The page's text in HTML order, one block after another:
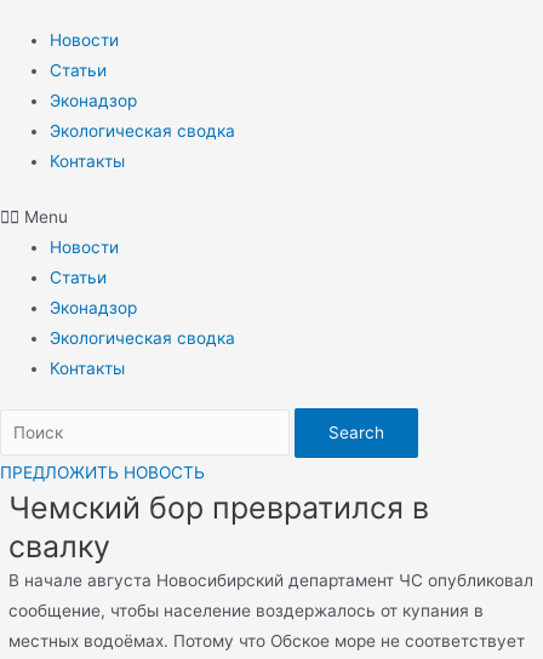
Новости
Статьи
Эконадзор
Экологическая сводка
Контакты
Menu
Новости
Статьи
Эконадзор
Экологическая сводка
Контакты
Search
ПРЕДЛОЖИТЬ НОВОСТЬ
Чемский бор превратился в
свалку
В начале августа Новосибирский департамент ЧС опубликовал
сообщение, чтобы население воздержалось от купания в
местных водоёмах. Потому что Обское море не соответствует